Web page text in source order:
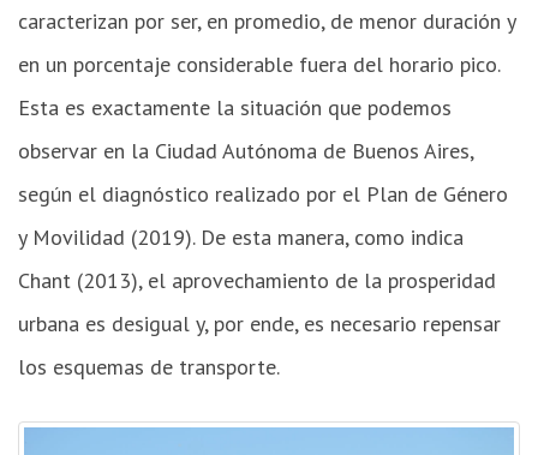
caracterizan por ser, en promedio, de menor duración y
en un porcentaje considerable fuera del horario pico.
Esta es exactamente la situación que podemos
observar en la Ciudad Autónoma de Buenos Aires,
según el diagnóstico realizado por el Plan de Género
y Movilidad (2019). De esta manera, como indica
Chant (2013), el aprovechamiento de la prosperidad
urbana es desigual y, por ende, es necesario repensar
los esquemas de transporte.